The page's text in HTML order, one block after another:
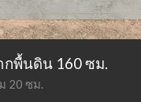
กพื้นดิน 160 ซม.
20 ซม.